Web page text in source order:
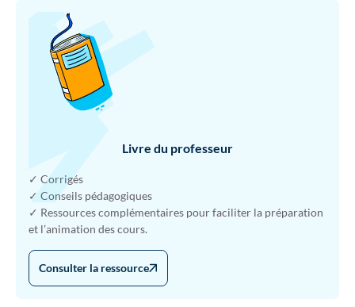
Livre du professeur
✓ Corrigés
✓ Conseils pédagogiques
✓ Ressources complémentaires pour faciliter la préparation
et l’animation des cours.
Consulter la ressource